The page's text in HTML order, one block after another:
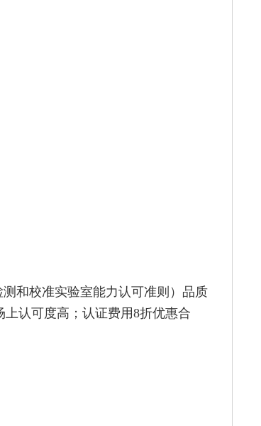
和校准实验室能力认可准则）品质
认可度高；认证费用8折优惠合